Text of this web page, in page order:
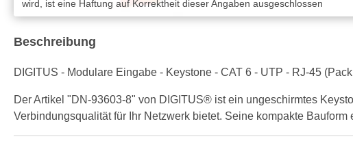
wird, ist eine Haftung auf Korrektheit dieser Angaben ausgeschlossen
Beschreibung
DIGITUS - Modulare Eingabe - Keystone - CAT 6 - UTP - RJ-45
Der Artikel "DN-93603-8" von DIGITUS® ist ein ungeschirmtes
Verbindungsqualität für Ihr Netzwerk bietet. Seine kompakte